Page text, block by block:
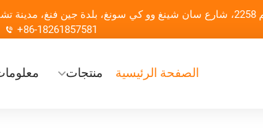
+86-18261857581
الصفحة الرئيسية منتجات